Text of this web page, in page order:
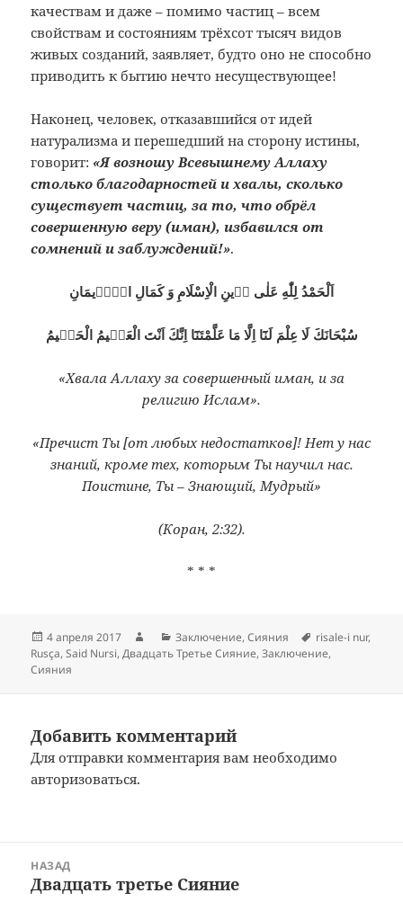
качествам и даже – помимо частиц – всем
свойствам и состояниям трёхсот тысяч видов
живых созданий, заявляет, будто оно не способно
приводить к бытию нечто несуществующее!
Наконец, человек, отказавшийся от идей
натурализма и перешедший на сторону истины,
говорит: «Я возношу Всевышнему Аллаху
столько благодарностей и хвалы, сколько
существует частиц, за то, что обрёл
совершенную веру (иман), избавился от
сомнений и заблуждений!».
اَلْحَمْدُ لِلّٰهِ عَلٰى دٖينِ الْاِسْلَامِ وَ كَمَالِ الْاٖيمَانِ
سُبْحَانَكَ لَا عِلْمَ لَنَٓا اِلَّا مَا عَلَّمْتَنَٓا اِنَّكَ اَنْتَ الْعَلٖيمُ الْحَكٖيمُ
«Хвала Аллаху за совершенный иман, и за
религию Ислам».
«Пречист Ты [от любых недостатков]! Нет у нас
знаний, кроме тех, которым Ты научил нас.
Поистине, Ты – Знающий, Мудрый»
(Коран, 2:32).
* * *
Опубликовано
4 апреля 2017 АвторРубрики
Заключение,Сияния Метки
risale-i nur,
Rusça,Said Nursi,Двадцать Третье Сияние,Заключение,
Сияния
Добавить комментарий
Для отправки комментария вам необходимо
авторизоваться.
записям
НАЗАД
Предыдущая
Двадцать третье Сияние